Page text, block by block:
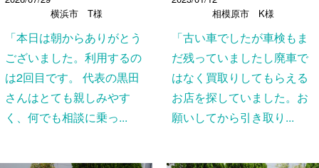
横浜市 T様
「本日は朝からありがとう
ございました。利用するの
は2回目です。 代表の黒田
さんはとても親しみやす
く、何でも相談に乗っ...
相模原市 K様
「古い車でしたが車検もま
だ残っていましたし廃車で
はなく買取りしてもらえる
お店を探していました。お
願いしてから引き取り...